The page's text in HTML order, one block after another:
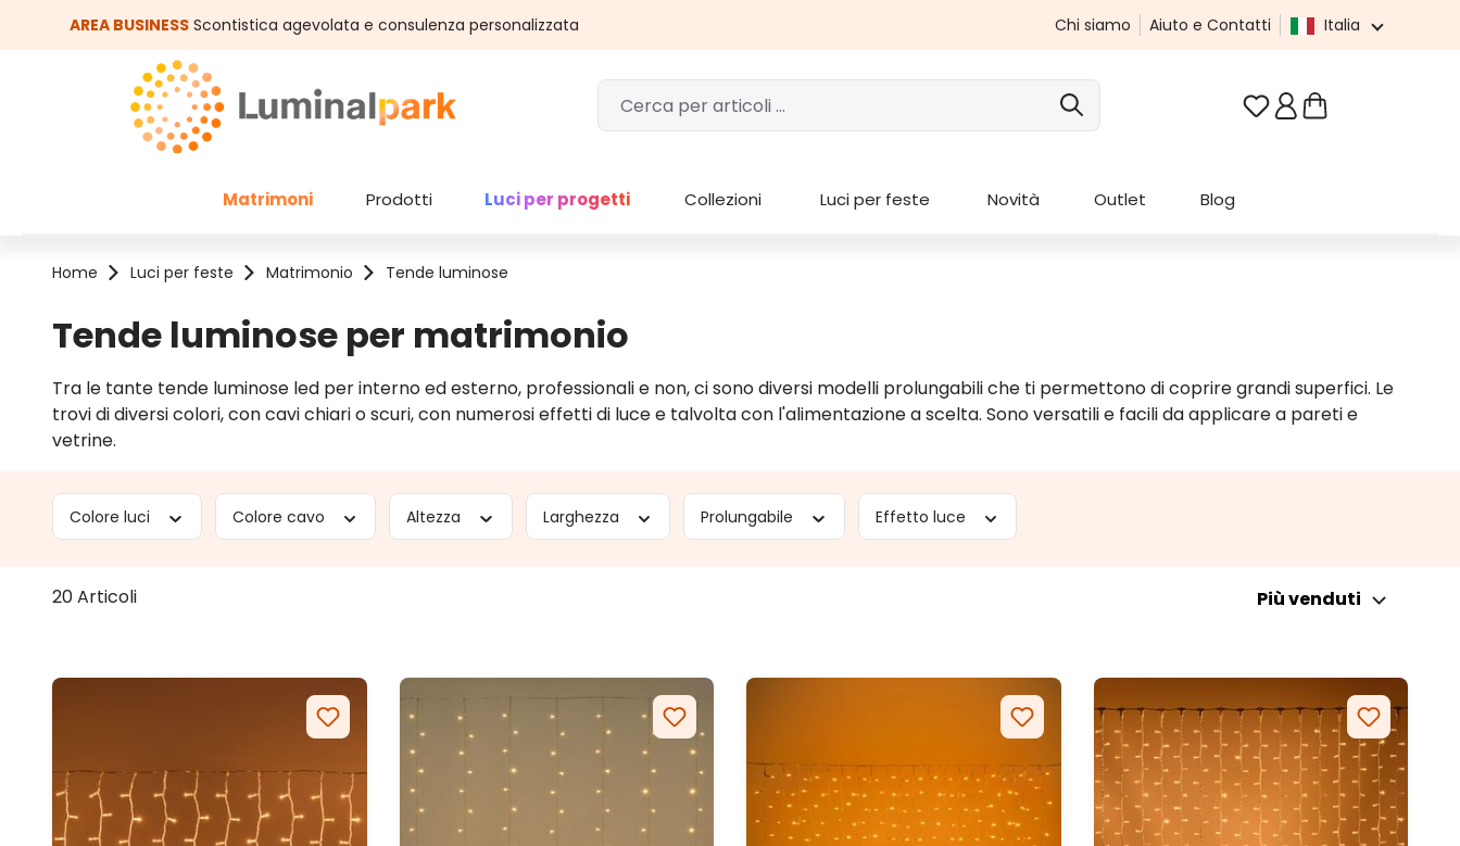
al contenuto principale
Salta alla ricerca
AREA BUSINESS Scontistica agevolata e consulenza personalizzata Chi siamo Aiuto e Contatti Italia
Hai 0 articoli nella
Matrimoni Prodotti Luci per progetti Collezioni Luci per feste Novità Outlet Blog
Home Luci per feste Matrimonio Tende luminose
Tende luminose per matrimonio
Tra le tante tende luminose led per interno ed esterno, professionali e non, ci sono diversi modelli prolungabili che ti permettono di coprire grandi superfici. Le
trovi di diversi colori, con cavi chiari o scuri, con numerosi effetti di luce e talvolta con l'alimentazione a scelta. Sono versatili e facili da applicare a pareti e
vetrine.
Colore luci Colore cavo Altezza Larghezza Prolungabile Effetto luce
20 Articoli Più venduti